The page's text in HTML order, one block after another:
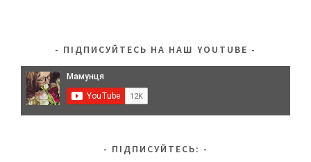
OrelПІДПИСУЙТЕСЬ НА НАШ YOUTUBE
ПІДПИСУЙТЕСЬ: